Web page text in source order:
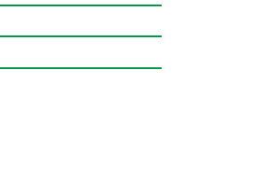
子抗菌原理，銀離子
異，讓細菌無法進
程，這也是銀離子.抗
用水處理的實例。